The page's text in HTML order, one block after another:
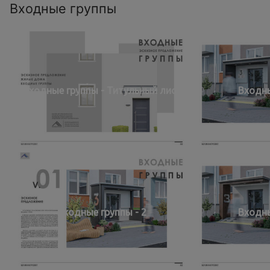
Входные группы
Входные группы - Титульный лист
Входные группы - 2